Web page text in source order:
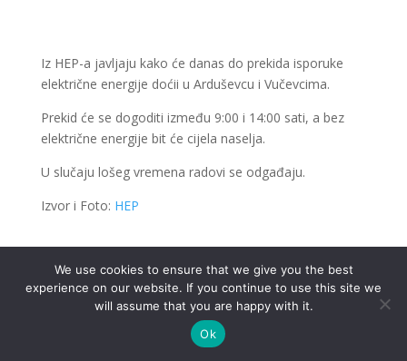
Iz HEP-a javljaju kako će danas do prekida isporuke
električne energije doćii u Arduševcu i Vučevcima.
Prekid će se dogoditi između 9:00 i 14:00 sati, a bez
električne energije bit će cijela naselja.
U slučaju lošeg vremena radovi se odgađaju.
Izvor i Foto: HEP
.
We use cookies to ensure that we give you the best
experience on our website. If you continue to use this site we
will assume that you are happy with it.
Ok